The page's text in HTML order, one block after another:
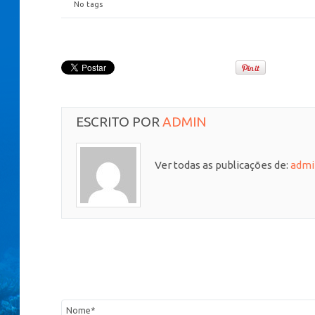
No tags
ESCRITO POR ADMIN
Ver todas as publicações de: